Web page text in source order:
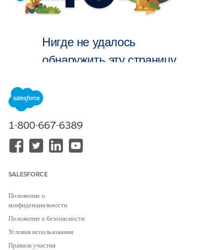
Нигде не удалось
обнаружить эту страницу.
1-800-667-6389
SALESFORCE
Положение о
конфиденциальности
Положение о безопасности
Условия использования
Правила участия